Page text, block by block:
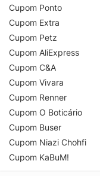
Cupom Ponto
Cupom Extra
Cupom Petz
Cupom AliExpress
Cupom C&A
Cupom Vivara
Cupom Renner
Cupom O Boticário
Cupom Buser
Cupom Niazi Chohfi
Cupom KaBuM!